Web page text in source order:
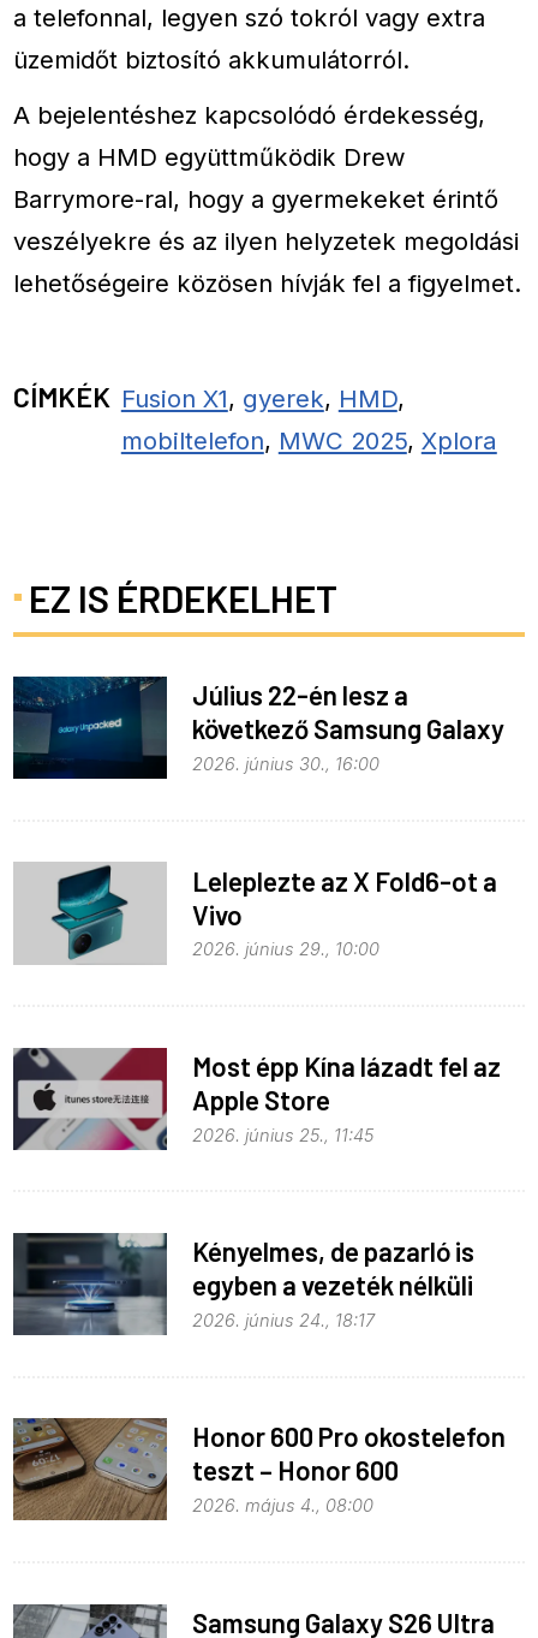
a telefonnal, legyen szó tokról vagy extra
üzemidőt biztosító akkumulátorról.
A bejelentéshez kapcsolódó érdekesség,
hogy a HMD együttműködik Drew
Barrymore-ral, hogy a gyermekeket érintő
veszélyekre és az ilyen helyzetek megoldási
lehetőségeire közösen hívják fel a figyelmet.
CÍMKÉK Fusion X1, gyerek, HMD,
mobiltelefon, MWC 2025, Xplora
EZ IS ÉRDEKELHET
Július 22-én lesz a
következő Samsung Galaxy
Unpacked – ez várható
2026. június 30., 16:00
Leleplezte az X Fold6-ot a
Vivo
2026. június 29., 10:00
Most épp Kína lázadt fel az
Apple Store
monopolhelyzete ellen
2026. június 25., 11:45
Kényelmes, de pazarló is
egyben a vezeték nélküli
töltés
2026. június 24., 18:17
Honor 600 Pro okostelefon
teszt – Honor 600
kitekintéssel
2026. május 4., 08:00
Samsung Galaxy S26 Ultra